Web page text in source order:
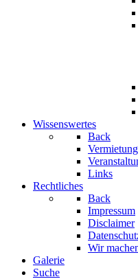
Wissenswertes
Back
Vermietung
Links
Rechtliches
Back
Impressum
Disclaimer
Wir
Galerie
Suche